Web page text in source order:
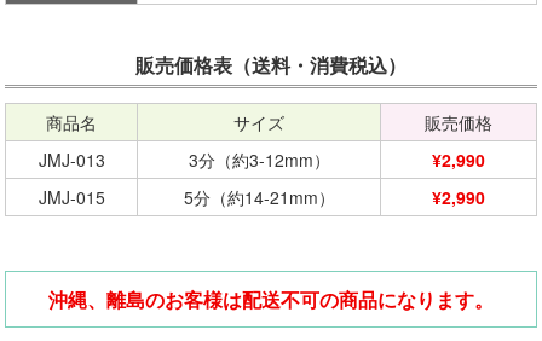
販売価格表（送料・消費税込）
商品名 サイズ
販売価格
JMJ-013
3分（約3-12mm）
¥2,990
JMJ-015
5分（約14-21mm） ¥2,990
沖縄、離島のお客様は配送不可の商品になります。